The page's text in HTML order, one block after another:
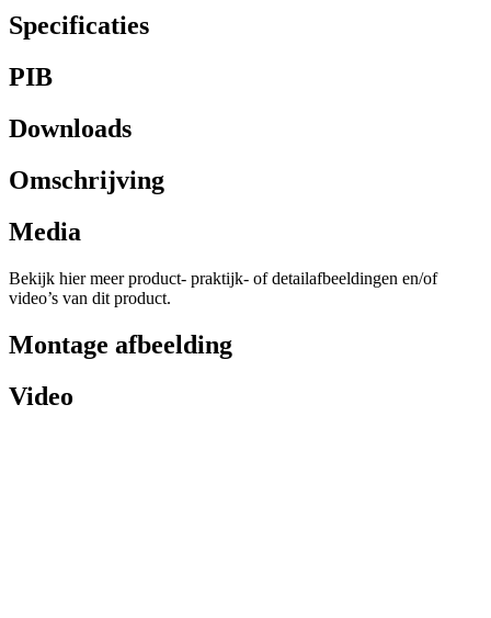
Specificaties
PIB
Downloads
Omschrijving
Media
Bekijk hier meer product- praktijk- of detailafbeeldingen en/of
video’s van dit product.
Montage afbeelding
Video